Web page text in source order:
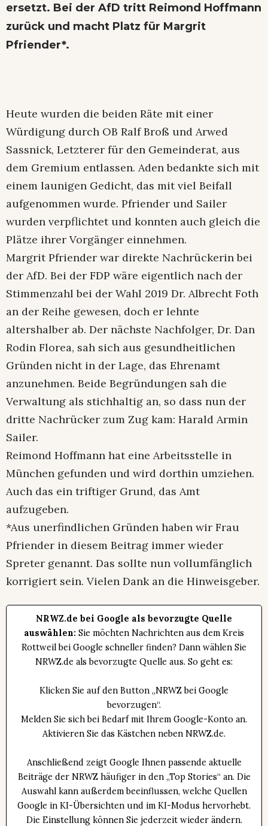
ersetzt. Bei der AfD tritt Reimond Hoffmann
zurück und macht Platz für Margrit
Pfriender*.
Heute wurden die beiden Räte mit einer
Würdigung durch OB Ralf Broß und Arwed
Sassnick, Letzterer für den Gemeinderat, aus
dem Gremium entlassen. Aden bedankte sich mit
einem launigen Gedicht, das mit viel Beifall
aufgenommen wurde. Pfriender und Sailer
wurden verpflichtet und konnten auch gleich die
Plätze ihrer Vorgänger einnehmen.
Margrit Pfriender war direkte Nachrückerin bei
der AfD. Bei der FDP wäre eigentlich nach der
Stimmenzahl bei der Wahl 2019 Dr. Albrecht Foth
an der Reihe gewesen, doch er lehnte
altershalber ab. Der nächste Nachfolger, Dr. Dan
Rodin Florea, sah sich aus gesundheitlichen
Gründen nicht in der Lage, das Ehrenamt
anzunehmen. Beide Begründungen sah die
Verwaltung als stichhaltig an, so dass nun der
dritte Nachrücker zum Zug kam: Harald Armin
Sailer.
Reimond Hoffmann hat eine Arbeitsstelle in
München gefunden und wird dorthin umziehen.
Auch das ein triftiger Grund, das Amt
aufzugeben.
*Aus unerfindlichen Gründen haben wir Frau
Pfriender in diesem Beitrag immer wieder
Spreter genannt. Das sollte nun vollumfänglich
korrigiert sein. Vielen Dank an die Hinweisgeber.
NRWZ.de bei Google als bevorzugte Quelle
auswählen: Sie möchten Nachrichten aus dem Kreis
Rottweil bei Google schneller finden? Dann wählen Sie
NRWZ.de als bevorzugte Quelle aus. So geht es:
Klicken Sie auf den Button „NRWZ bei Google
bevorzugen“.
Melden Sie sich bei Bedarf mit Ihrem Google-Konto an.
Aktivieren Sie das Kästchen neben NRWZ.de.
Anschließend zeigt Google Ihnen passende aktuelle
Beiträge der NRWZ häufiger in den „Top Stories“ an. Die
Auswahl kann außerdem beeinflussen, welche Quellen
Google in KI-Übersichten und im KI-Modus hervorhebt.
Die Einstellung können Sie jederzeit wieder ändern.